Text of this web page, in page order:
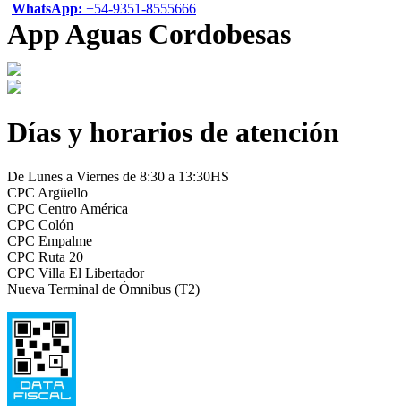
WhatsApp: +54-9351-8555666
App Aguas Cordobesas
Días y horarios de atención
De Lunes a Viernes de 8:30 a 13:30HS
CPC Argüello
CPC Centro América
CPC Colón
CPC Empalme
CPC Ruta 20
CPC Villa El Libertador
Nueva Terminal de Ómnibus (T2)